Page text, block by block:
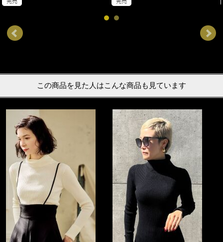
この商品を見た人はこんな商品も見ています